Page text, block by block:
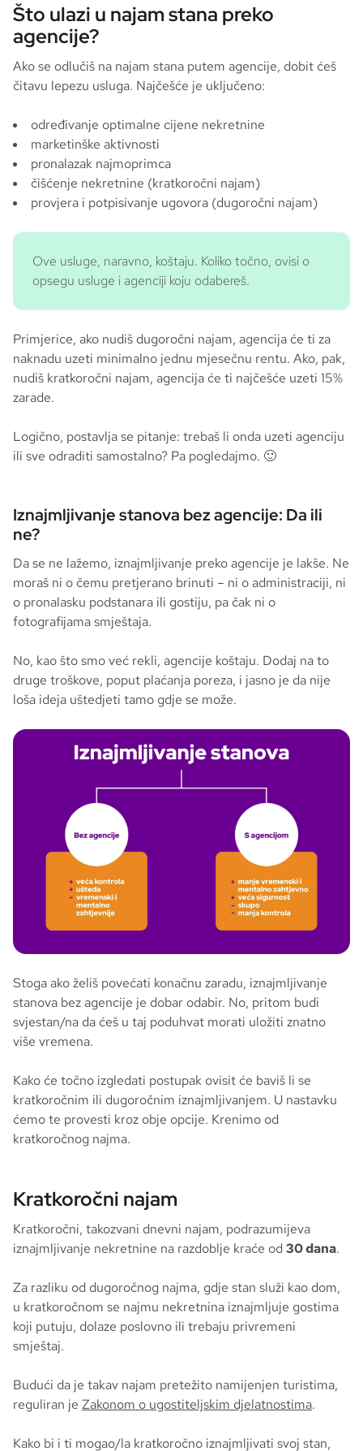
Što ulazi u najam stana preko
agencije?
Ako se odlučiš na najam stana putem agencije, dobit ćeš
čitavu lepezu usluga. Najčešće je uključeno:
određivanje optimalne cijene nekretnine
marketinške aktivnosti
pronalazak najmoprimca
čišćenje nekretnine (kratkoročni najam)
provjera i potpisivanje ugovora (dugoročni najam)
Ove usluge, naravno, koštaju. Koliko točno, ovisi o
opsegu usluge i agenciji koju odabereš.
Primjerice, ako nudiš dugoročni najam, agencija će ti za
naknadu uzeti minimalno jednu mjesečnu rentu. Ako, pak,
nudiš kratkoročni najam, agencija će ti najčešće uzeti 15%
zarade.
Logično, postavlja se pitanje: trebaš li onda uzeti agenciju
ili sve odraditi samostalno? Pa pogledajmo. 🙂
Iznajmljivanje stanova bez agencije: Da ili
ne?
Da se ne lažemo, iznajmljivanje preko agencije je lakše. Ne
moraš ni o čemu pretjerano brinuti – ni o administraciji, ni
o pronalasku podstanara ili gostiju, pa čak ni o
fotografijama smještaja.
No, kao što smo već rekli, agencije koštaju. Dodaj na to
druge troškove, poput plaćanja poreza, i jasno je da nije
loša ideja uštedjeti tamo gdje se može.
Stoga ako želiš povećati konačnu zaradu, iznajmljivanje
stanova bez agencije je dobar odabir. No, pritom budi
svjestan/na da ćeš u taj poduhvat morati uložiti znatno
više vremena.
Kako će točno izgledati postupak ovisit će baviš li se
kratkoročnim ili dugoročnim iznajmljivanjem. U nastavku
ćemo te provesti kroz obje opcije. Krenimo od
kratkoročnog najma.
Kratkoročni najam
Kratkoročni, takozvani dnevni najam, podrazumijeva
iznajmljivanje nekretnine na razdoblje kraće od 30 dana.
Za razliku od dugoročnog najma, gdje stan služi kao dom,
u kratkoročnom se najmu nekretnina iznajmljuje gostima
koji putuju, dolaze poslovno ili trebaju privremeni
smještaj.
Budući da je takav najam pretežito namijenjen turistima,
reguliran je Zakonom o ugostiteljskim djelatnostima.
Kako bi i ti mogao/la kratkoročno iznajmljivati svoj stan,